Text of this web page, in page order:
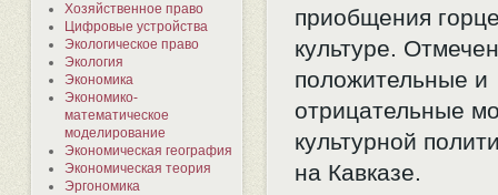
Хозяйственное право
Цифровые устройства
Экологическое право
Экология
Экономика
Экономико-
математическое
моделирование
Экономическая география
Экономическая теория
Эргономика
приобщения
культуре.
положительные и
отрицательные
культурной
на Кавказе.